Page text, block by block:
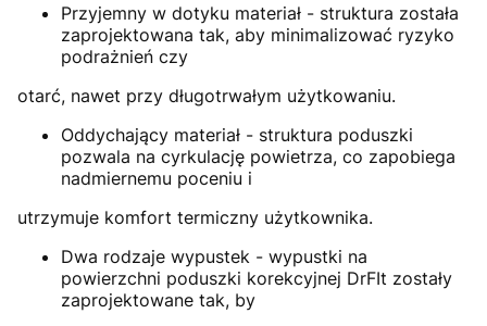
Przyjemny w dotyku materiał - struktura została
zaprojektowana tak, aby minimalizować ryzyko
podrażnień czy
otarć, nawet przy długotrwałym użytkowaniu.
Oddychający materiał - struktura poduszki
pozwala na cyrkulację powietrza, co zapobiega
nadmiernemu poceniu i
utrzymuje komfort termiczny użytkownika.
Dwa rodzaje wypustek - wypustki na
powierzchni poduszki korekcyjnej DrFIt zostały
zaprojektowane tak, by